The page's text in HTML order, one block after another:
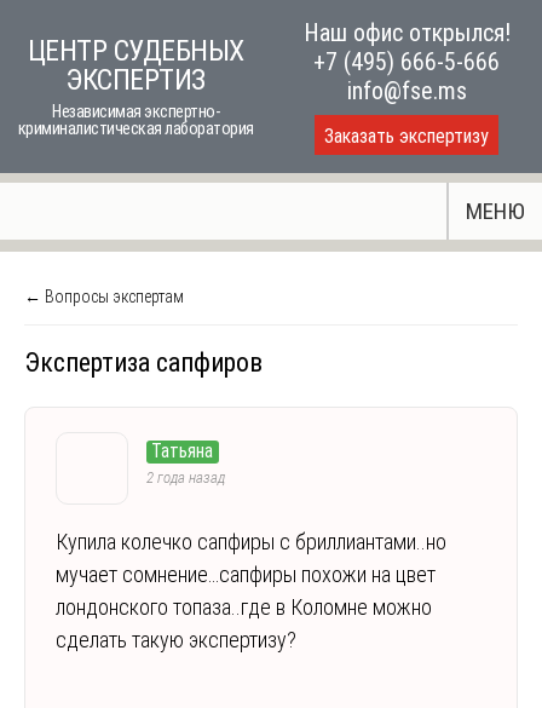
ЦЕНТР СУДЕБНЫХ
ЭКСПЕРТИЗ
Независимая экспертно-
криминалистическая лаборатория
Наш офис открылся!
+7 (495) 666-5-666
info@fse.ms
Заказать экспертизу
МЕНЮ
← Вопросы экспертам
Экспертиза сапфиров
Татьяна
2 года назад
Купила колечко сапфиры с бриллиантами..но
мучает сомнение…сапфиры похожи на цвет
лондонского топаза..где в Коломне можно
сделать такую экспертизу?